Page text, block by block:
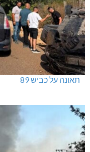
תאונה על כביש 89